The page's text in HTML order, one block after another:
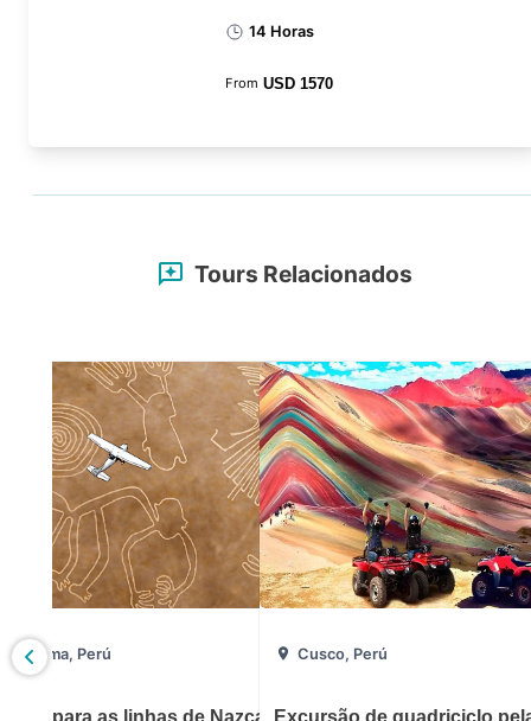
14 Horas
From USD 1570
Tours Relacionados
Lima, Perú
Voo para as linhas de Nazca,
Cusco, Perú
Excursão de quadriciclo